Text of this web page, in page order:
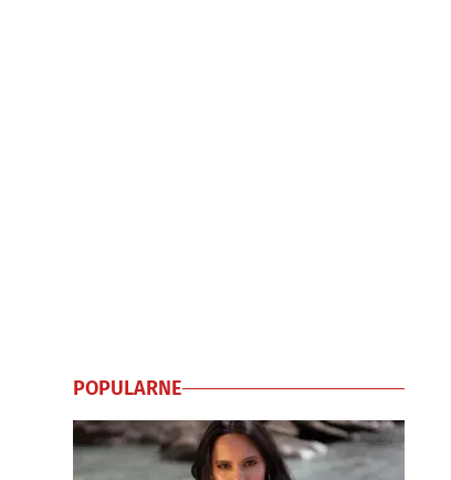
POPULARNE